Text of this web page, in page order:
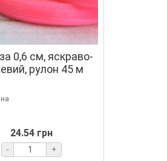
0,6 см, яскраво-
рулон 45 м
24.54 грн
- +